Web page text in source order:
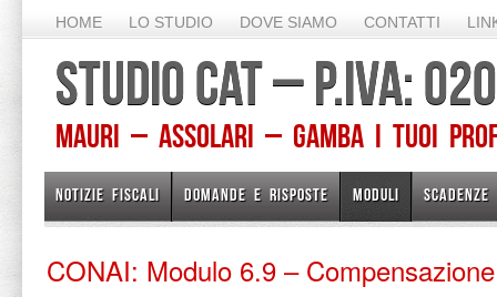
HOME LO STUDIO DOVE SIAMO CONTATTI
STUDIO CAT – P.IVA:
Mauri – Assolari – Gamba I TUOI
NOTIZIE FISCALI DOMANDE E RISPOSTE MODULI SCADENZE
CONAI: Modulo 6.9 –